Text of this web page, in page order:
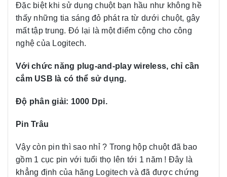
Đặc biệt khi sử dụng chuột bạn hầu như không hề
thấy những tia sáng đỏ phát ra từ dưới chuột, gây
mất tập trung. Đó lại là một điểm cộng cho công
nghệ của Logitech.
Với chức năng plug-and-play wireless, chỉ cần
cắm USB là có thể sử dụng.
Độ phân giải: 1000 Dpi.
Pin Trâu
Vậy còn pin thì sao nhỉ ? Trong hộp chuột đã bao
gồm 1 cục pin với tuổi thọ lên tới 1 năm ! Đây là
khẳng định của hãng Logitech và đã được chứng